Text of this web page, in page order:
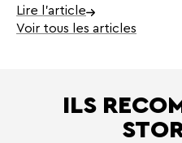
Lire l'article
Voir tous les articles
ILS